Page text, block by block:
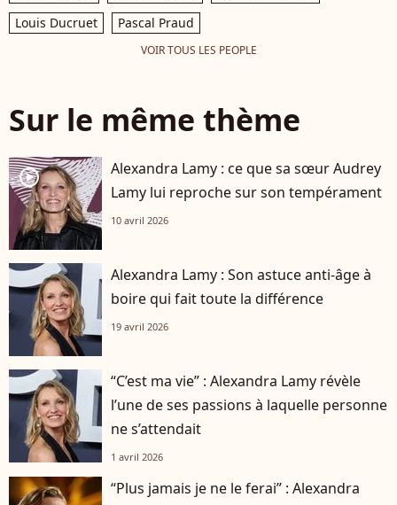
Louis Ducruet
Pascal Praud
VOIR TOUS LES PEOPLE
Sur le même thème
player2
Alexandra Lamy : ce que sa sœur Audrey
Lamy lui reproche sur son tempérament
10 avril 2026
Alexandra Lamy : Son astuce anti-âge à
boire qui fait toute la différence
19 avril 2026
“C’est ma vie” : Alexandra Lamy révèle
l’une de ses passions à laquelle personne
ne s’attendait
1 avril 2026
“Plus jamais je ne le ferai” : Alexandra